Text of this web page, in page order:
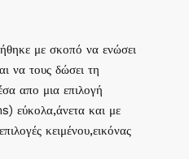
με σκοπό να ενώσει
να τους δώσει τη
απο μια επιλογή
εύκολα,άνετα και με
κειμένου,εικόνας